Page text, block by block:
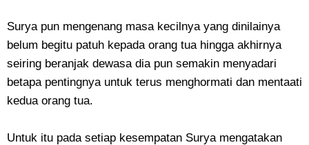
Surya pun mengenang masa kecilnya yang dinilainya
belum begitu patuh kepada orang tua hingga akhirnya
seiring beranjak dewasa dia pun semakin menyadari
betapa pentingnya untuk terus menghormati dan mentaati
kedua orang tua.
Untuk itu pada setiap kesempatan Surya mengatakan